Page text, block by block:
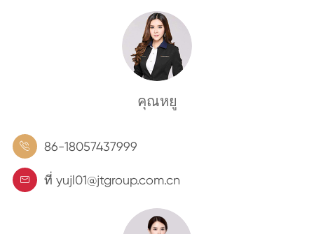
คุณหยู
 86-18057437999
 ที่ yujl01@jtgroup.com.cn